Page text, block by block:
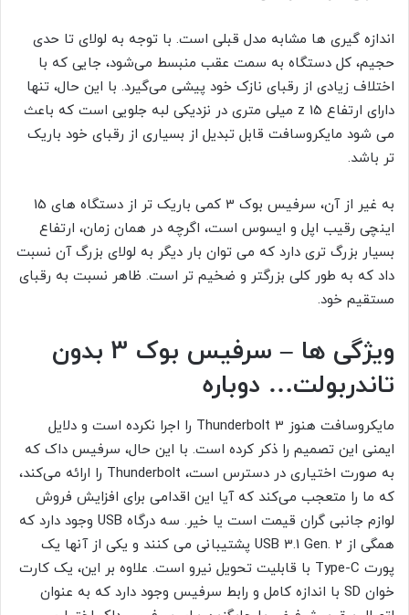
اندازه گیری ها مشابه مدل قبلی است. با توجه به لولای تا حدی
حجیم، کل دستگاه به سمت عقب منبسط می‌شود، جایی که با
اختلاف زیادی از رقبای نازک خود پیشی می‌گیرد. با این حال، تنها
دارای ارتفاع z 15 میلی متری در نزدیکی لبه جلویی است که باعث
می شود مایکروسافت قابل تبدیل از بسیاری از رقبای خود باریک
تر باشد.
به غیر از آن، سرفیس بوک 3 کمی باریک تر از دستگاه های 15
اینچی رقیب اپل و ایسوس است، اگرچه در همان زمان، ارتفاع
بسیار بزرگ تری دارد که می توان بار دیگر به لولای بزرگ آن نسبت
داد که به طور کلی بزرگتر و ضخیم تر است. ظاهر نسبت به رقبای
مستقیم خود.
ویژگی ها – سرفیس بوک 3 بدون
تاندربولت… دوباره
مایکروسافت هنوز Thunderbolt 3 را اجرا نکرده است و دلایل
ایمنی این تصمیم را ذکر کرده است. با این حال، سرفیس داک که
به صورت اختیاری در دسترس است، Thunderbolt را ارائه می‌کند،
که ما را متعجب می‌کند که آیا این اقدامی برای افزایش فروش
لوازم جانبی گران قیمت است یا خیر. سه درگاه USB وجود دارد که
همگی از USB 3.1 Gen. 2 پشتیبانی می کنند و یکی از آنها یک
پورت Type-C با قابلیت تحویل نیرو است. علاوه بر این، یک کارت
خوان SD با اندازه کامل و رابط سرفیس وجود دارد که به عنوان